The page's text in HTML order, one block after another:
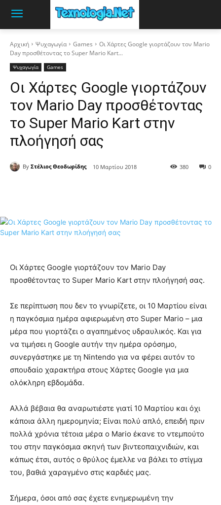
Αρχική Ψυχαγωγία Games
Οι Χάρτες Google γιορτάζουν τον Mario
Day προσθέτοντας το Super Mario Kart...
Ψυχαγωγία Games
Οι Χάρτες Google γιορτάζουν
τον Mario Day προσθέτοντας
το Super Mario Kart στην
πλοήγησή σας
By Στέλιος Θεοδωρίδης 10 Μαρτίου 2018 0
380
Οι Χάρτες Google γιορτάζουν τον Mario Day
προσθέτοντας το Super Mario Kart στην πλοήγησή σας.
Σε περίπτωση που δεν το γνωρίζετε, οι 10 Μαρτίου είναι
η παγκόσμια ημέρα αφιερωμένη στο Super Mario – μια
μέρα που γιορτάζει ο αγαπημένος υδραυλικός. Και για
να τιμήσει η Google αυτήν την ημέρα ορόσημο,
συνεργάστηκε με τη Nintendo για να φέρει αυτόν το
σπουδαίο χαρακτήρα στους Χάρτες Google για μια
ολόκληρη εβδομάδα.
Αλλά βέβαια θα αναρωτιέστε γιατί 10 Μαρτίου και όχι
κάποια άλλη ημερομηνία; Είναι πολύ απλό, επειδή πριν
πολλά χρόνια τέτοια μέρα ο Mario έκανε το ντεμπούτο
του στην παγκόσμια σκηνή των βιντεοπαιχνιδιών, και
κάπως έτσι, αυτός ο θρύλος έμελλε να βάλει το στίγμα
του, βαθιά χαραγμένο στις καρδιές μας.
Σήμερα, όσοι από σας έχετε ενημερωμένη την